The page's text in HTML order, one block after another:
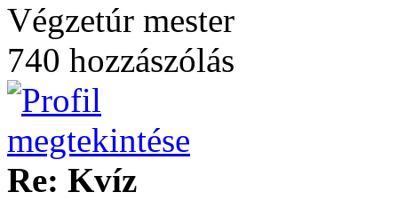
Végzetúr mester
740 hozzászólás
Re: Kvíz